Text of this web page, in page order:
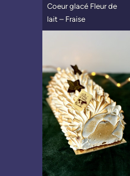
Coeur glacé Fleur de
lait – Fraise